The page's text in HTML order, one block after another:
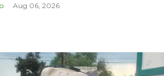
Aug 06, 2026